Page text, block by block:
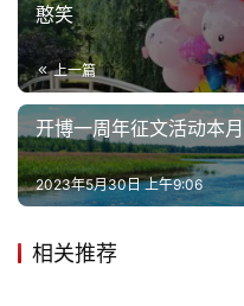
憨笑
上一篇
开博一周年征文活动本
2023年5月30日 上午9:06
相关推荐